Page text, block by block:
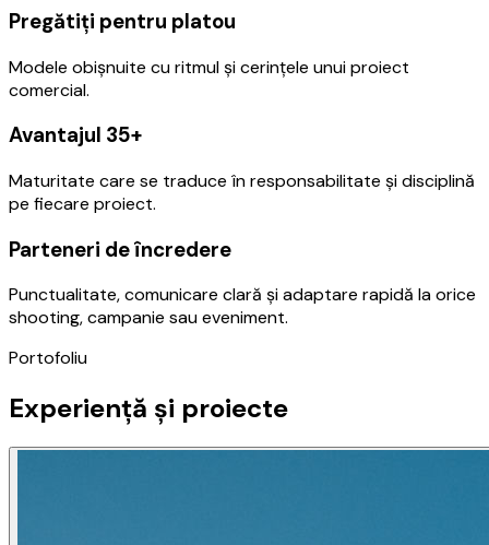
Pregătiți pentru platou
Modele obișnuite cu ritmul și cerințele unui proiect
comercial.
Avantajul 35+
Maturitate care se traduce în responsabilitate și disciplină
pe fiecare proiect.
Parteneri de încredere
Punctualitate, comunicare clară și adaptare rapidă la orice
shooting, campanie sau eveniment.
Portofoliu
Experiență și proiecte